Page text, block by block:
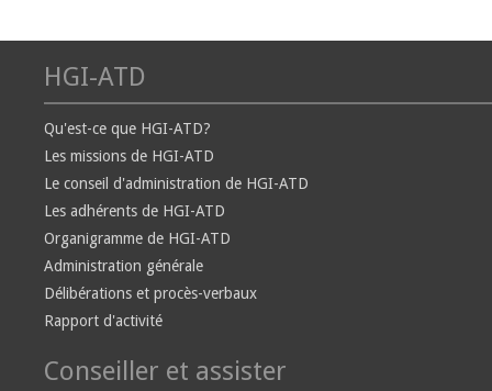
HGI-ATD
Qu'est-ce que HGI-ATD?
Les missions de HGI-ATD
Le conseil d'administration de HGI-ATD
Les adhérents de HGI-ATD
Organigramme de HGI-ATD
Administration générale
Délibérations et procès-verbaux
Rapport d'activité
Conseiller et assister